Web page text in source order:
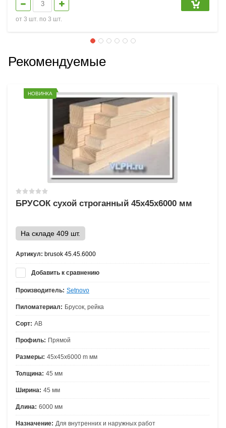
от 3 шт. по 3 шт.
Рекомендуемые
НОВИНКА
БРУСОК сухой строганный 45х45х6000 мм
На складе 409 шт.
Артикул: brusok 45.45.6000
Добавить к сравнению
Производитель: Setnovo
Пиломатериал: Брусок, рейка
Сорт: АВ
Профиль: Прямой
Размеры: 45х45х6000 m мм
Толщина: 45 мм
Ширина: 45 мм
Длина: 6000 мм
Назначение: Для внутренних и наружных работ